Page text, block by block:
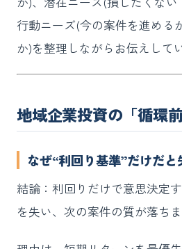
行動ニーズ(今の案件を進める
か)を整理しながらお伝えして
地域企業投資の「循環
なぜ“利回り基準”だけだ
結論：利回りだけで意思決定
を失い、次の案件の質が落ちま